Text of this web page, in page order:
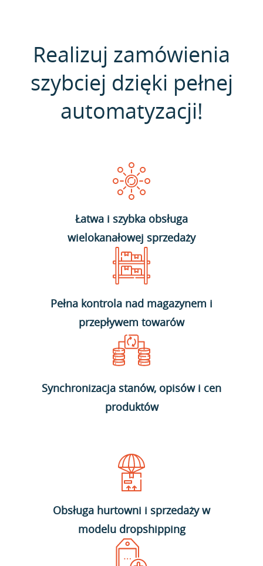
Realizuj zamówienia
szybciej dzięki pełnej
automatyzacji!
Łatwa i szybka obsługa
wielokanałowej sprzedaży
Pełna kontrola nad magazynem i
przepływem towarów
Synchronizacja stanów, opisów i cen
produktów
Obsługa hurtowni i sprzedaży w
modelu dropshipping